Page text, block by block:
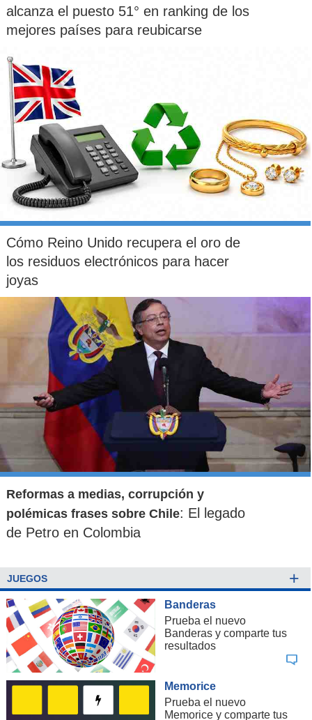
alcanza el puesto 51° en ranking de los
mejores países para reubicarse
Cómo Reino Unido recupera el oro de
los residuos electrónicos para hacer
joyas
Reformas a medias, corrupción y
polémicas frases sobre Chile: El legado
de Petro en Colombia
JUEGOS +
Banderas
Prueba el nuevo
Banderas y comparte tus
resultados
Memorice
Prueba el nuevo
Memorice y comparte tus